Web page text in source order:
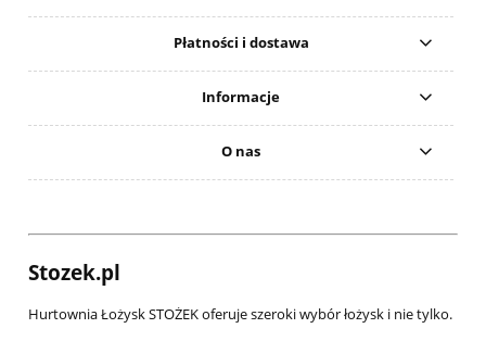
Płatności i dostawa
Informacje
O nas
Stozek.pl
Hurtownia Łożysk STOŻEK oferuje szeroki wybór łożysk i nie tylko.